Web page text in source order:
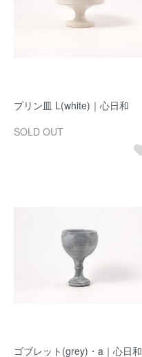
プリン皿 L(white)｜心日和
SOLD OUT
ゴブレット(grey)・a｜心日和